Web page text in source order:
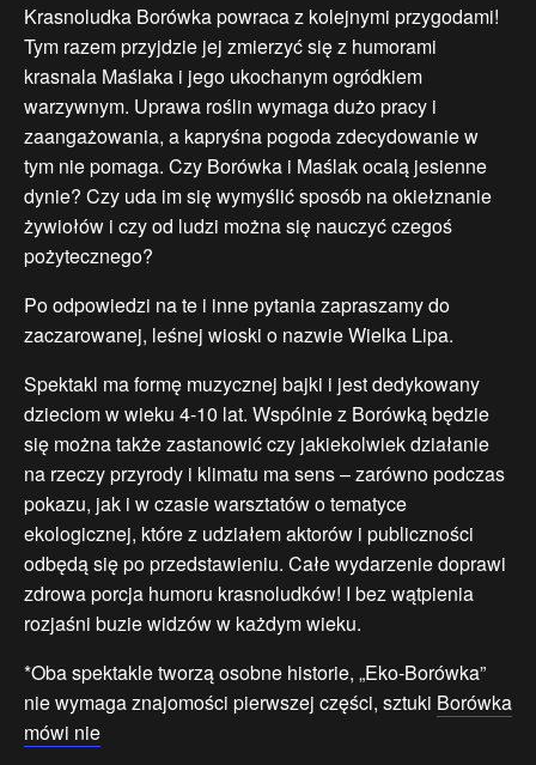
Krasnoludka Borówka powraca z kolejnymi przygodami!
Tym razem przyjdzie jej zmierzyć się z humorami
krasnala Maślaka i jego ukochanym ogródkiem
warzywnym. Uprawa roślin wymaga dużo pracy i
zaangażowania, a kapryśna pogoda zdecydowanie w
tym nie pomaga. Czy Borówka i Maślak ocalą jesienne
dynie? Czy uda im się wymyślić sposób na okiełznanie
żywiołów i czy od ludzi można się nauczyć czegoś
pożytecznego?
Po odpowiedzi na te i inne pytania zapraszamy do
zaczarowanej, leśnej wioski o nazwie Wielka Lipa.
Spektakl ma formę muzycznej bajki i jest dedykowany
dzieciom w wieku 4-10 lat. Wspólnie z Borówką będzie
się można także zastanowić czy jakiekolwiek działanie
na rzeczy przyrody i klimatu ma sens – zarówno podczas
pokazu, jak i w czasie warsztatów o tematyce
ekologicznej, które z udziałem aktorów i publiczności
odbędą się po przedstawieniu. Całe wydarzenie doprawi
zdrowa porcja humoru krasnoludków! I bez wątpienia
rozjaśni buzie widzów w każdym wieku.
*Oba spektakle tworzą osobne historie, „Eko-Borówka”
nie wymaga znajomości pierwszej części, sztuki Borówka
mówi nie